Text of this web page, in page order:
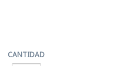
CANTIDAD